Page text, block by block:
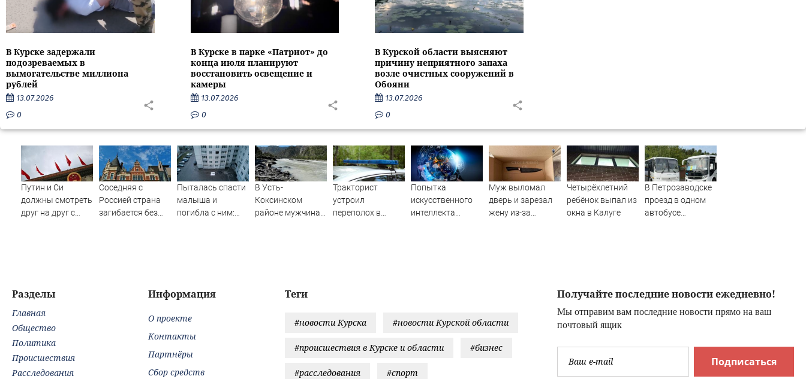
В Курске задержали
подозреваемых в
вымогательстве миллиона
рублей
13.07.2026
0
В Курске в парке «Патриот» до
конца июля планируют
восстановить освещение и
камеры
13.07.2026
0
В Курской области выясняют
причину неприятного запаха
возле очистных сооружений в
Обояни
13.07.2026
0
Путин и Си
должны смотреть
друг на друг с
Соседняя с
Россией страна
загибается без
Пыталась спасти
малыша и
погибла с ним:
В Усть-
Коксинском
районе мужчина
Тракторист
устроил
переполох в
Попытка
искусственного
интеллекта
Муж выломал
дверь и зарезал
жену из-за
Четырёхлетний
ребёнок выпал из
окна в Калуге
В Петрозаводске
проезд в одном
автобусе
Получайте последние новости ежедневно!
Мы отправим вам последние новости прямо на ваш
почтовый ящик
Подписаться
Теги
#новости Курска #новости Курской области
#происшествия в Курске и области #бизнес
#расследования #спорт
Разделы
Главная
Общество
Политика
Происшествия
Расследования
Информация
О проекте
Контакты
Партнёры
Сбор средств